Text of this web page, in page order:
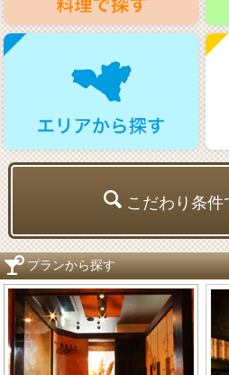
こだわり条件
プランから探す